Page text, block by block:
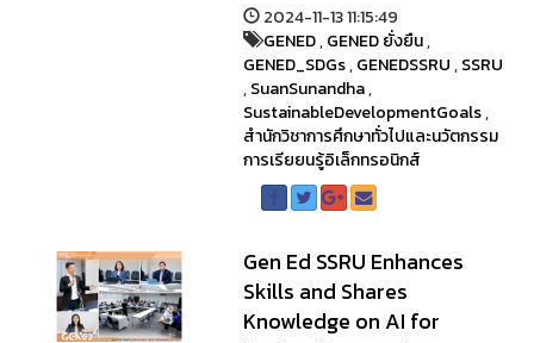
2024-11-13 11:15:49
GENED,GENED ยั่งยืน,
GENED_SDGs,GENEDSSRU,SSRU
,SuanSunandha,
SustainableDevelopmentGoals,
สำนักวิชาการศึกษาทั่วไปและนวัตกรรม
การเรียยนรู้อิเล็กทรอนิกส์
Gen Ed SSRU Enhances
Skills and Shares
Knowledge on AI for